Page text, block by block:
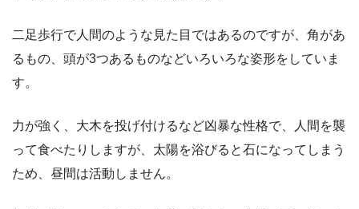
二足歩行で人間のような見た目ではあるのですが、角があ
るもの、頭が3つあるものなどいろいろな姿形をしていま
す。
力が強く、大木を投げ付けるなど凶暴な性格で、人間を襲
って食べたりしますが、太陽を浴びると石になってしまう
ため、昼間は活動しません。